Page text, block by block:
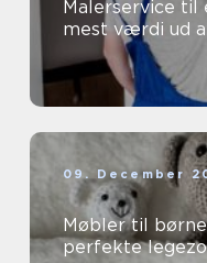
Malerservice til
mest værdi ud
09. December
Møbler til
perfekte